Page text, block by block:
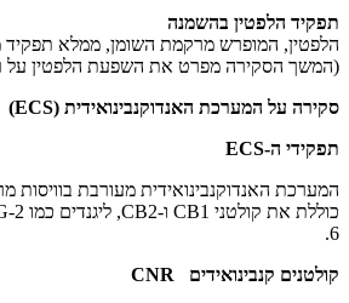
תפקיד הלפטין בהשמנה
הלפטין, המופרש מרקמת השומן, ממלא תפקיד
(המשך הסקירה מפרט את השפעת הלפטין על
סקירה על המערכת האנדוקנבינואידית (ECS)
תפקידי ה-ECS
המערכת האנדוקנבינואידית מעורבת בוויסות
6.
קולטנים קנבינואידים